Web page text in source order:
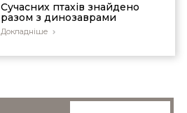
Сучасних птахів знайдено
разом з динозаврами
Докладніше